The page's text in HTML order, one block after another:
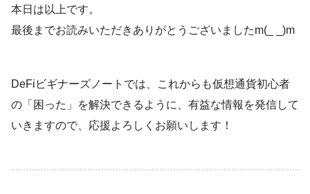
本日は以上です。
最後までお読みいただきありがとうございましたm(_ _)m
DeFiビギナーズノートでは、これからも仮想通貨初心者
の「困った」を解決できるように、有益な情報を発信して
いきますので、応援よろしくお願いします！